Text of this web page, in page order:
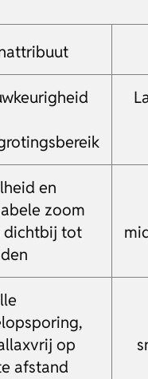
en
zoom
dichtbij tot
op
afstand